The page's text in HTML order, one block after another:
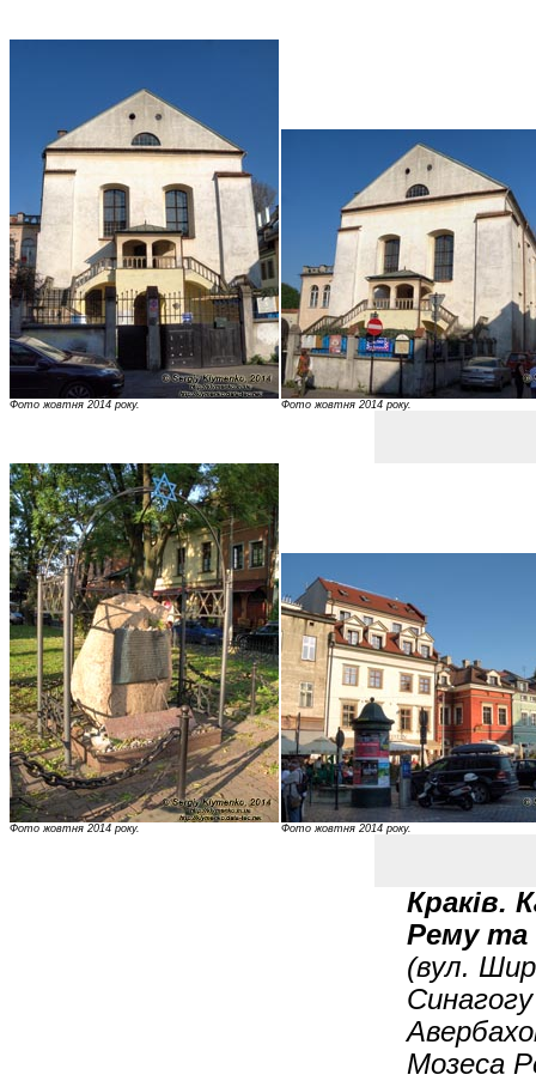
Фото жовтня 2014 року. Фото жовтня 2014 року.
Фото жовтня 2014 року. Фото жовтня 2014 року.
Краків.
Рему та
(вул.
Мозеса